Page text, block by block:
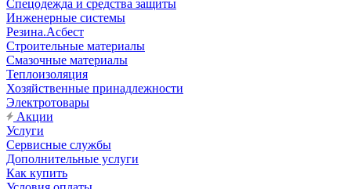
Спецодежда и средства защиты
Инженерные системы
Резина.Асбест
Строительные материалы
Смазочные материалы
Теплоизоляция
Хозяйственные принадлежности
Электротовары
Акции
Услуги
Сервисные службы
Дополнительные услуги
Как купить